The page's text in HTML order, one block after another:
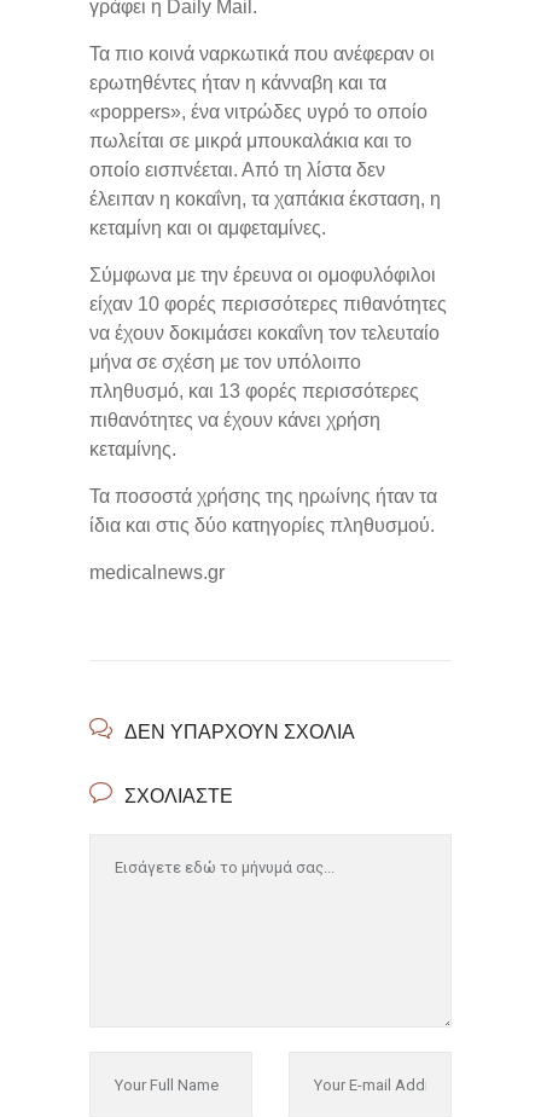
γράφει η Daily Mail.
Τα πιο κοινά ναρκωτικά που ανέφεραν οι
ερωτηθέντες ήταν η κάνναβη και τα
«poppers», ένα νιτρώδες υγρό το οποίο
πωλείται σε μικρά μπουκαλάκια και το
οποίο εισπνέεται. Από τη λίστα δεν
έλειπαν η κοκαΐνη, τα χαπάκια έκσταση, η
κεταμίνη και οι αμφεταμίνες.
Σύμφωνα με την έρευνα οι ομοφυλόφιλοι
είχαν 10 φορές περισσότερες πιθανότητες
να έχουν δοκιμάσει κοκαΐνη τον τελευταίο
μήνα σε σχέση με τον υπόλοιπο
πληθυσμό, και 13 φορές περισσότερες
πιθανότητες να έχουν κάνει χρήση
κεταμίνης.
Τα ποσοστά χρήσης της ηρωίνης ήταν τα
ίδια και στις δύο κατηγορίες πληθυσμού.
medicalnews.gr
ΔΕΝ ΥΠΆΡΧΟΥΝ ΣΧΌΛΙΑ
ΣΧΟΛΙΆΣΤΕ